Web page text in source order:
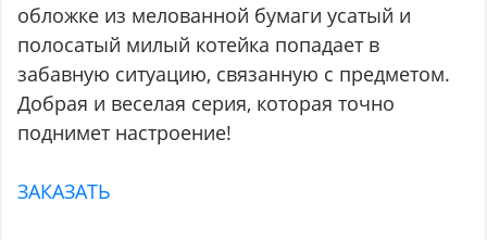
обложке из мелованной бумаги усатый и
полосатый милый котейка попадает в
забавную ситуацию, связанную с предметом.
Добрая и веселая серия, которая точно
поднимет настроение!
ЗАКАЗАТЬ